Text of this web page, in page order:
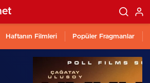
Haftanın Filmleri Popüler Fragmanlar